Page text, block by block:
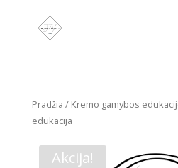
Pradžia / Kremo gamybos
edukacija
Akcija!